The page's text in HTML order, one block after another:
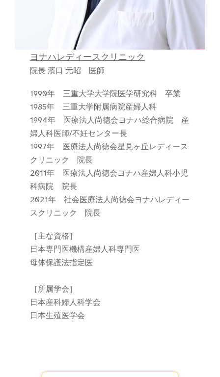
ヨナハレディースクリニック
院長 濱口 元昭 医師
1990年 三重大学大学院医学研究科 卒業
1985年 三重大学附属病院産婦人科
1994年 医療法人尚徳会ヨナハ総合病院 産
婦人科医師/不妊センター長
1997年 医療法人尚徳会星見ヶ丘レディース
クリニック 院長
2011年 医療法人尚徳会ヨナハ産婦人科小児
科病院 院長
2021年 社会医療法人尚徳会ヨナハレディー
スクリニック 院長
［主な資格］
日本専門医機構産婦人科専門医
母体保護法指定医
［所属学会］
日本産科婦人科学会
日本生殖医学会